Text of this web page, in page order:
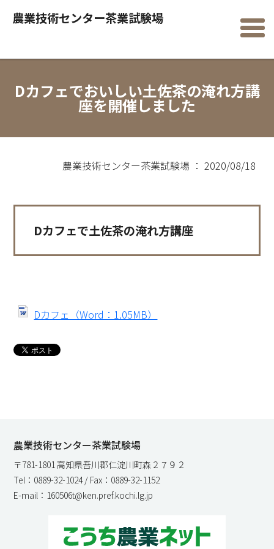
農業技術センター茶業試験場
Dカフェでおいしい土佐茶の淹れ方講
座を開催しました
農業技術センター茶業試験場 ： 2020/08/18
Dカフェで土佐茶の淹れ方講座
Dカフェ（Word：1.05MB）
農業技術センター茶業試験場
〒781-1801 高知県吾川郡仁淀川町森２７９２
Tel：0889-32-1024 / Fax：0889-32-1152
E-mail：160506t@ken.pref.kochi.lg.jp